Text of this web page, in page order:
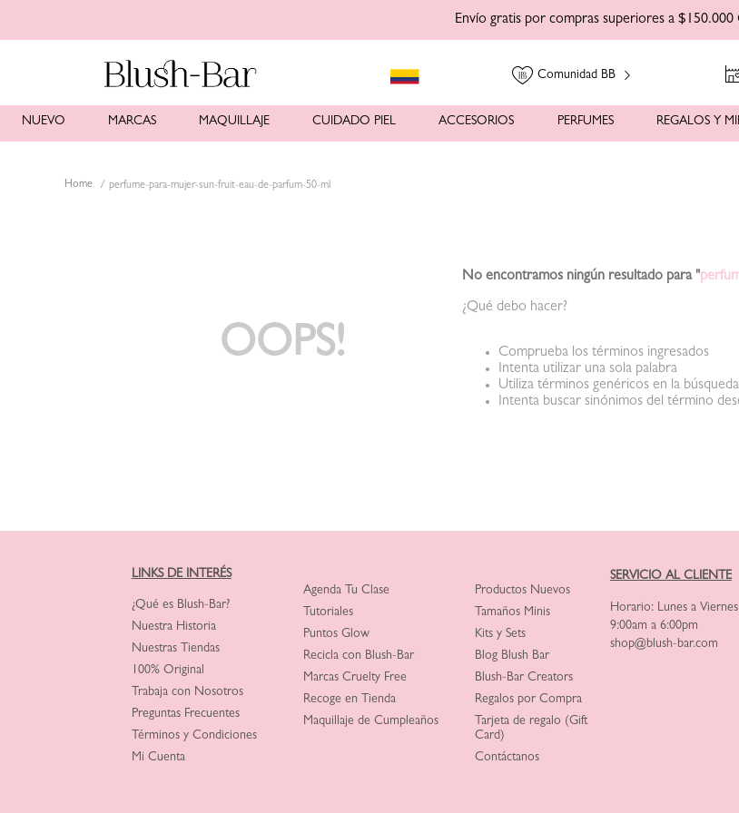
Envío gratis por compras superiores a $150.000
Comunidad BB
NUEVO MARCAS MAQUILLAJE CUIDADO PIEL ACCESORIOS PERFUMES REGALOS Y
perfume-para-mujer-sun-fruit-eau-de-parfum-50-ml
OOPS!
No encontramos ningún resultado para "
¿Qué debo hacer?
Comprueba los términos ingresados
Intenta utilizar una sola palabra
Utiliza términos genéricos en la búsqueda
Intenta buscar sinónimos del término
LINKS DE INTERÉS
¿Qué es Blush-Bar?
Nuestra Historia
Nuestras Tiendas
100% Original
Trabaja con Nosotros
Preguntas Frecuentes
Términos y Condiciones
Mi Cuenta
Agenda Tu Clase
Tutoriales
Puntos Glow
Recicla con Blush-Bar
Marcas Cruelty Free
Recoge en Tienda
Maquillaje de Cumpleaños
Productos Nuevos
Tamaños Minis
Kits y Sets
Blog Blush Bar
Blush-Bar Creators
Regalos por Compra
Tarjeta de regalo (Gift
Card)
Contáctanos
SERVICIO AL CLIENTE
Horario: Lunes a Viernes
9:00am a 6:00pm
shop@blush-bar.com